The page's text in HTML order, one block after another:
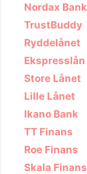
Nordax Bank
TrustBuddy
Ryddelånet
Ekspresslån
Store Lånet
Lille Lånet
Ikano Bank
TT Finans
Roe Finans
Skala Finans